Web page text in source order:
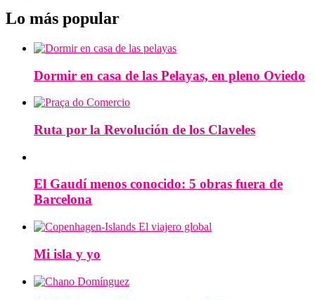
Lo más popular
Dormir en casa de las Pelayas, en pleno Oviedo
Ruta por la Revolución de los Claveles
El Gaudí menos conocido: 5 obras fuera de
Barcelona
Mi isla y yo